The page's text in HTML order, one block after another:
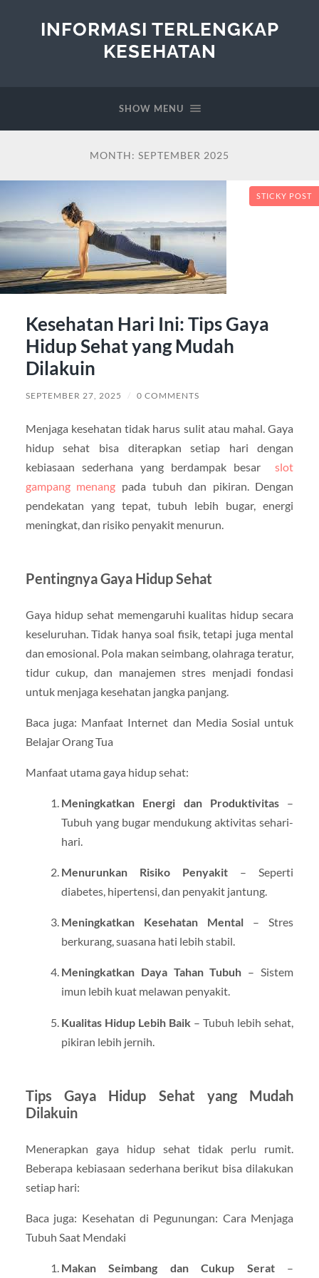
INFORMASI TERLENGKAP
KESEHATAN
SHOW MENU
MONTH: SEPTEMBER 2025
STICKY POST
Kesehatan Hari Ini: Tips Gaya
Hidup Sehat yang Mudah
Dilakuin
SEPTEMBER 27, 2025 / 0 COMMENTS
Menjaga kesehatan tidak harus sulit atau mahal. Gaya
hidup sehat bisa diterapkan setiap hari dengan
kebiasaan sederhana yang berdampak besarslot
gampang menang pada tubuh dan pikiran. Dengan
pendekatan yang tepat, tubuh lebih bugar, energi
meningkat, dan risiko penyakit menurun.
Pentingnya Gaya Hidup Sehat
Gaya hidup sehat memengaruhi kualitas hidup secara
keseluruhan. Tidak hanya soal fisik, tetapi juga mental
dan emosional. Pola makan seimbang, olahraga teratur,
tidur cukup, dan manajemen stres menjadi fondasi
untuk menjaga kesehatan jangka panjang.
Baca juga: Manfaat Internet dan Media Sosial untuk
Belajar Orang Tua
Manfaat utama gaya hidup sehat:
Meningkatkan Energi dan Produktivitas–
Tubuh yang bugar mendukung aktivitas sehari-
hari.
Menurunkan Risiko Penyakit – Seperti
diabetes, hipertensi, dan penyakit jantung.
Meningkatkan Kesehatan Mental – Stres
berkurang, suasana hati lebih stabil.
Meningkatkan Daya Tahan Tubuh – Sistem
imun lebih kuat melawan penyakit.
Kualitas Hidup Lebih Baik– Tubuh lebih sehat,
pikiran lebih jernih.
Tips Gaya Hidup Sehat yang Mudah
Dilakuin
Menerapkan gaya hidup sehat tidak perlu rumit.
Beberapa kebiasaan sederhana berikut bisa dilakukan
setiap hari:
Baca juga: Kesehatan di Pegunungan: Cara Menjaga
Tubuh Saat Mendaki
Makan Seimbang dan Cukup Serat–